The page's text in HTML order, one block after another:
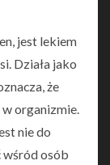
jest lekiem
Działa jako
że
w organizmie.
nie do
wśród osób